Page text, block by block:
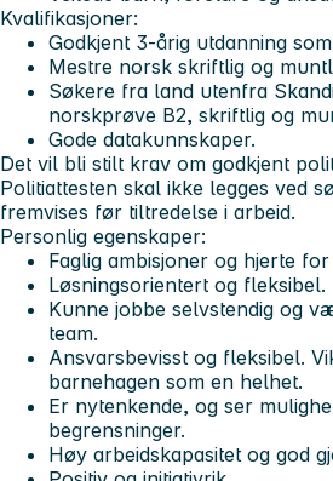
Kvalifikasjoner:
Godkjent 3-årig utdanning
Mestre norsk skriftlig og
Søkere fra land utenfra
norskprøve B2, skriftlig og
Gode datakunnskaper.
Det vil bli stilt krav om godkjent
Politiattesten skal ikke legges ved
fremvises før tiltredelse i arbeid.
Personlig egenskaper:
Faglig ambisjoner og hjerte
Løsningsorientert og fleksibel.
Kunne jobbe selvstendig og
team.
Ansvarsbevisst og fleksibel.
barnehagen som en helhet.
Er nytenkende, og ser
begrensninger.
Høy arbeidskapasitet og god